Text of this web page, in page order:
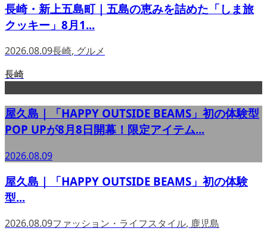
長崎・新上五島町｜五島の恵みを詰めた「しま旅
クッキー」8月1...
2026.08.09長崎, グルメ
長崎
屋久島｜「HAPPY OUTSIDE BEAMS」初の体験型
POP UPが8月8日開幕！限定アイテム...
2026.08.09
屋久島｜「HAPPY OUTSIDE BEAMS」初の体験
型...
2026.08.09ファッション・ライフスタイル, 鹿児島